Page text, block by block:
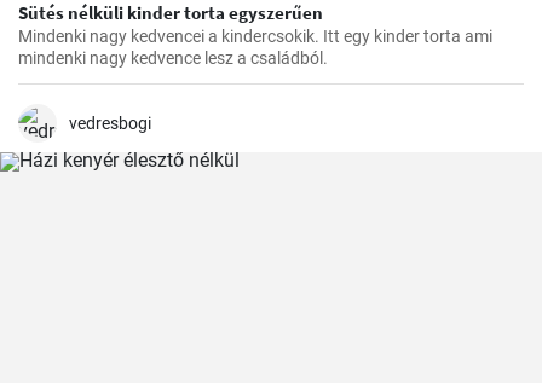
Sütés nélküli kinder torta egyszerűen
Mindenki nagy kedvencei a kindercsokik. Itt egy kinder torta ami
mindenki nagy kedvence lesz a családból.
vedresbogi